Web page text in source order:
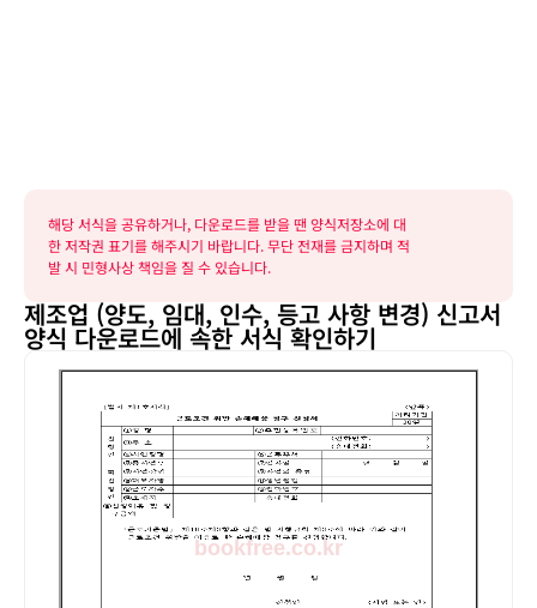
해당 서식을 공유하거나, 다운로드를 받을 땐 양식저장소에 대
한 저작권 표기를 해주시기 바랍니다. 무단 전재를 금지하며 적
발 시 민형사상 책임을 질 수 있습니다.
제조업 (양도, 임대, 인수, 등고 사항 변경) 신고서
양식 다운로드에 속한 서식 확인하기